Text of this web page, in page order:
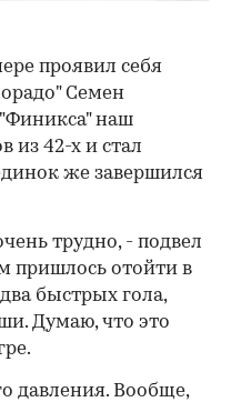
проявил себя
Семен
наш
из 42-х и стал
же завершился
трудно, - подвел
пришлось отойти в
быстрых гола,
Думаю, что это
давления. Вообще,